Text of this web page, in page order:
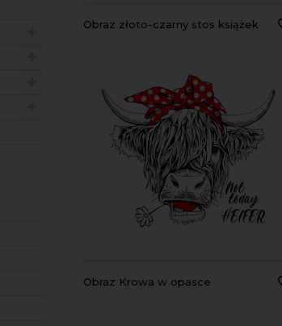
Obraz złoto-czarny stos książek
Obraz Krowa w opasce